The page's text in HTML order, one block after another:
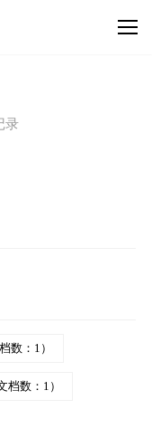
录
数：1）
档数：1）